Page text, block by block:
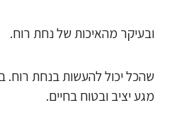
ובעיקר מהאיכות של נחת רוח.
שהכל יכול להעשות בנחת רוח.
מגע יציב ובטוח בחיים.